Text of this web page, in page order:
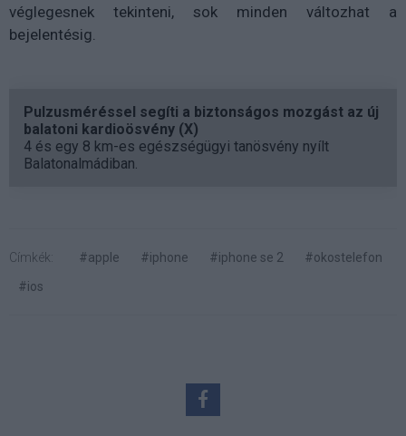
véglegesnek tekinteni, sok minden változhat a
bejelentésig.
Pulzusméréssel segíti a biztonságos mozgást az új
balatoni kardioösvény (X)
4 és egy 8 km-es egészségügyi tanösvény nyílt
Balatonalmádiban.
Címkék: #apple #iphone #iphone se 2
#okostelefon
#ios